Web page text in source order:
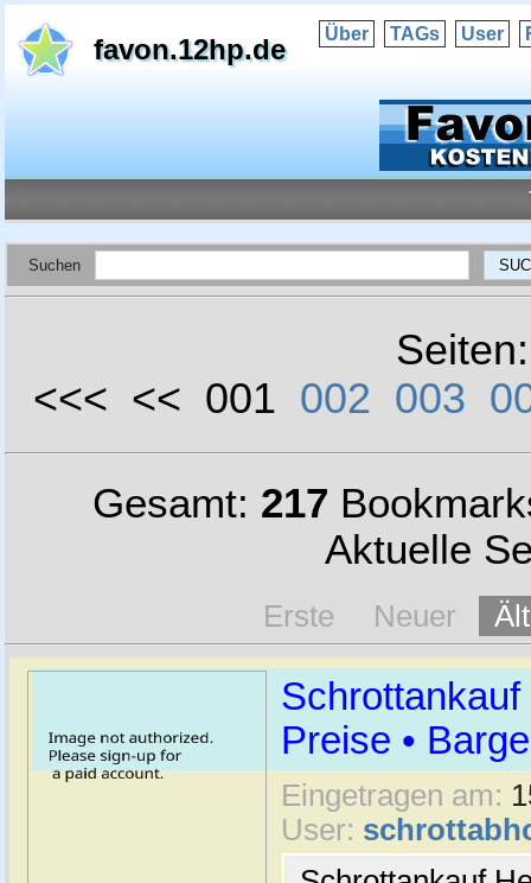
favon.12hp.de Über TAGs User
Suchen
<<< << 001 002 003
Gesamt: 217
Aktuelle
Erste Neuer
Schrottankauf
Preise •
Eingetragen am:
User: